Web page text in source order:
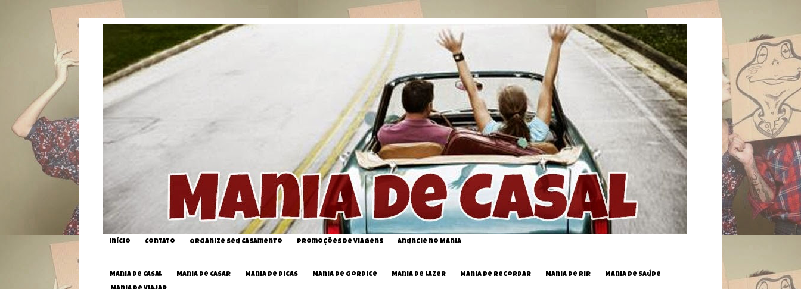
Início Contato Organize seu Casamento Promoções de Viagens Anuncie no Mania
Mania de Casal Mania de Casar Mania de Dicas Mania de Gordice Mania de Lazer Mania de Recordar Mania de Rir Mania de Saúde